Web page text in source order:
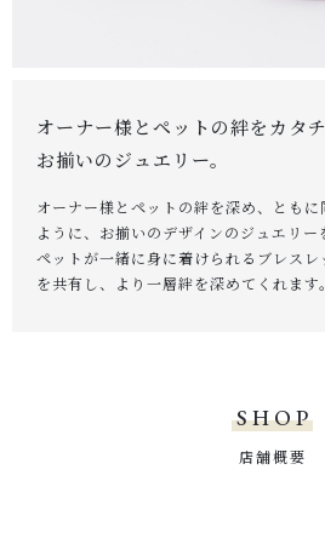
オーナー様とペットの絆をカタ
お揃いのジュエリー。
オーナー様とペットの絆を深め、とも
ように、お揃いのデザインのジュエリー
ペットが一緒に身に着けられるブレス
を共有し、より一層絆を深めてくれます。
SHOP
店舗概要